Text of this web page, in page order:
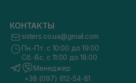
КОНТАКТЫ
sisters.co.ua@gmail.com
Пн.-Пт. с 10:00 до 19:00
Сб.-Вс. с 11:00 до 18:00
Менеджер
+38 (097) 612-54-81